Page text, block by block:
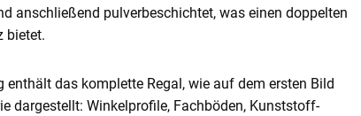
anschließend pulverbeschichtet, was einen doppelten
bietet.
enthält das komplette Regal, wie auf dem ersten Bild
dargestellt: Winkelprofile, Fachböden, Kunststoff-